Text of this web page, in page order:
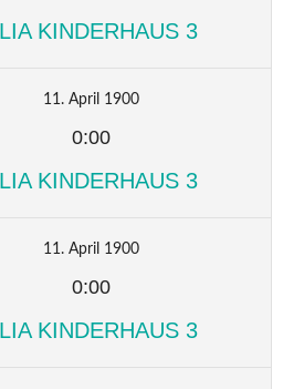
KINDERHAUS 3
11. April 1900
0:00
KINDERHAUS 3
11. April 1900
0:00
KINDERHAUS 3